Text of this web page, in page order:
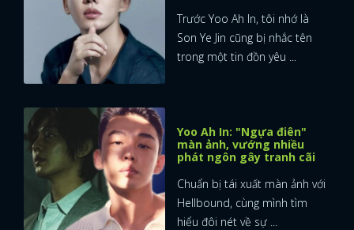
Trước Yoo Ah In, tôi nhớ là
Son Ye Jin cũng bị nhắc tên
trong một tin đồn yêu ...
Yoo Ah In: "Ngựa điên"
màn ảnh, vướng nhiều
phát ngôn gây tranh cãi
Chuẩn bị tái xuất màn ảnh với
Hellbound, cùng mình tìm
hiểu đôi nét về sự ...